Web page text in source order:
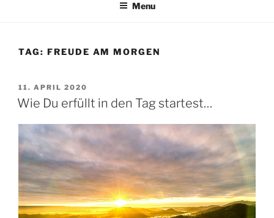
Menu
TAG: FREUDE AM MORGEN
POSTED
ON
11. APRIL 2020
Wie Du erfüllt in den Tag startest…